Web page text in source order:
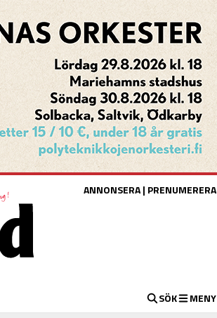
ANNONSERA| PRENUMERERA
SÖK MENY